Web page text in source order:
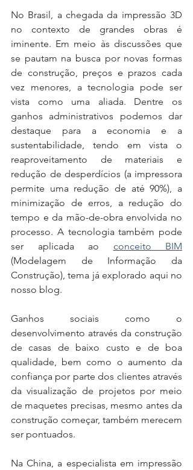
No Brasil, a chegada da impressão 3D
no contexto de grandes obras é
iminente. Em meio às discussões que
se pautam na busca por novas formas
de construção, preços e prazos cada
vez menores, a tecnologia pode ser
vista como uma aliada. Dentre os
ganhos administrativos podemos dar
destaque para a economia e a
sustentabilidade, tendo em vista o
reaproveitamento de materiais e
redução de desperdícios (a impressora
permite uma redução de até 90%), a
minimização de erros, a redução do
tempo e da mão-de-obra envolvida no
processo. A tecnologia também pode
ser aplicada ao conceito BIM
(Modelagem de Informação da
Construção), tema já explorado aqui no
nosso blog.
Ganhos sociais como o
desenvolvimento através da construção
de casas de baixo custo e de boa
qualidade, bem como o aumento da
confiança por parte dos clientes através
da visualização de projetos por meio
de maquetes precisas, mesmo antes da
construção começar, também merecem
ser pontuados.
Na China, a especialista em impressão